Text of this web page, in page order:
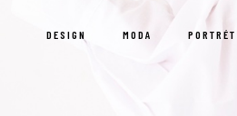
DESIGN MODA PORTRÉT